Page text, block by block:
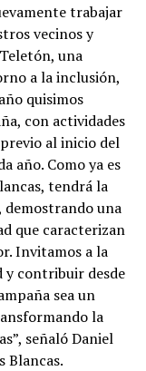
trabajar
vecinos y
una
a la inclusión,
quisimos
con actividades
al inicio del
año. Como ya es
tendrá la
una
que caracterizan
Invitamos a la
y contribuir desde
sea un
la
señaló Daniel
Blancas.